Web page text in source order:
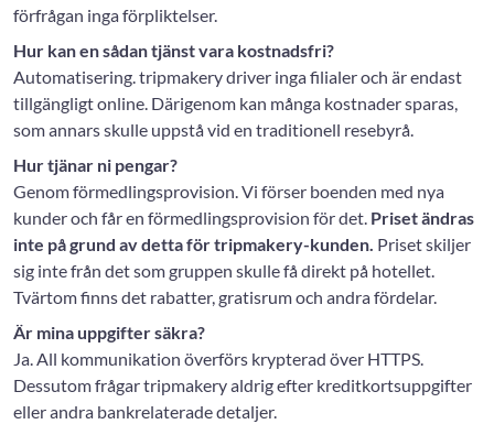
förfrågan inga förpliktelser.
Hur kan en sådan tjänst vara kostnadsfri?
Automatisering. tripmakery driver inga filialer och är endast
tillgängligt online. Därigenom kan många kostnader sparas,
som annars skulle uppstå vid en traditionell resebyrå.
Hur tjänar ni pengar?
Genom förmedlingsprovision. Vi förser boenden med nya
kunder och får en förmedlingsprovision för det. Priset ändras
inte på grund av detta för tripmakery-kunden. Priset skiljer
sig inte från det som gruppen skulle få direkt på hotellet.
Tvärtom finns det rabatter, gratisrum och andra fördelar.
Är mina uppgifter säkra?
Ja. All kommunikation överförs krypterad över HTTPS.
Dessutom frågar tripmakery aldrig efter kreditkortsuppgifter
eller andra bankrelaterade detaljer.